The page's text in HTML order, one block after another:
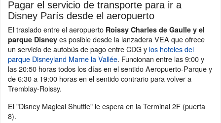
Pagar el servicio de transporte para ir a
Disney París desde el aeropuerto
El traslado entre el aeropuerto Roissy Charles de Gaulle y el
parque Disney es posible desde la lanzadera VEA que ofrece
un servicio de autobús de pago entre CDG y los hoteles del
parque Disneyland Marne la Vallée. Funcionan entre las 9:00 y
las 20:50 horas todos los días en el sentido Aeropuerto-Parque y
de 6:30 a 19:00 horas en el sentido contrario para volver a
Tremblay-Roissy.
El "Disney Magical Shuttle" le espera en la Terminal 2F (puerta
8).